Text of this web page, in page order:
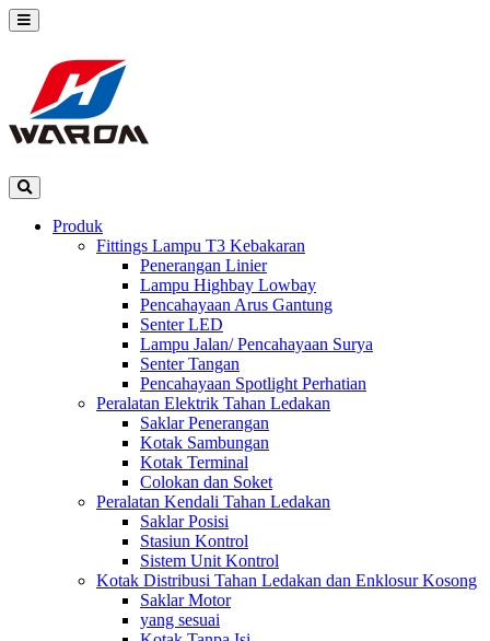
Produk
Fittings Lampu T3 Kebakaran
Penerangan Linier
Lampu Highbay Lowbay
Pencahayaan Arus Gantung
Senter LED
Lampu Jalan/ Pencahayaan Surya
Senter Tangan
Pencahayaan Spotlight Perhatian
Peralatan Elektrik Tahan Ledakan
Saklar Penerangan
Kotak Sambungan
Kotak Terminal
Colokan dan Soket
Peralatan Kendali Tahan Ledakan
Saklar Posisi
Stasiun Kontrol
Sistem Unit Kontrol
Kotak Distribusi Tahan Ledakan dan Enklosur Kosong
Saklar Motor
yang sesuai